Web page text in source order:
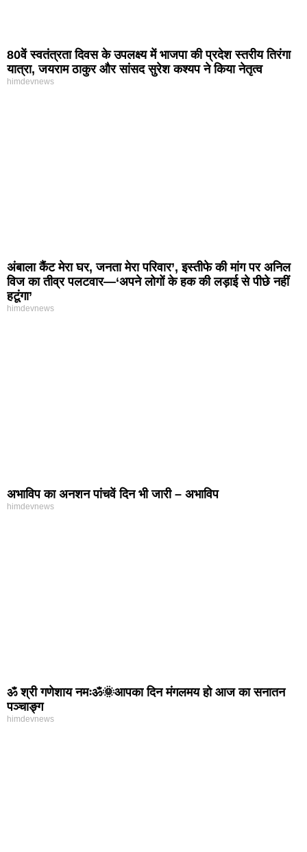
80वें स्वतंत्रता दिवस के उपलक्ष्य में भाजपा की प्रदेश स्तरीय तिरंगा
यात्रा, जयराम ठाकुर और सांसद सुरेश कश्यप ने किया नेतृत्व
himdevnews
अंबाला कैंट मेरा घर, जनता मेरा परिवार’, इस्तीफे की मांग पर अनिल
विज का तीव्र पलटवार—‘अपने लोगों के हक की लड़ाई से पीछे नहीं
हटूंगा’
himdevnews
अभाविप का अनशन पांचवें दिन भी जारी – अभाविप
himdevnews
ॐ श्री गणेशाय नमःॐ🌞आपका दिन मंगलमय हो आज का सनातन
पञ्चाङ्ग
himdevnews